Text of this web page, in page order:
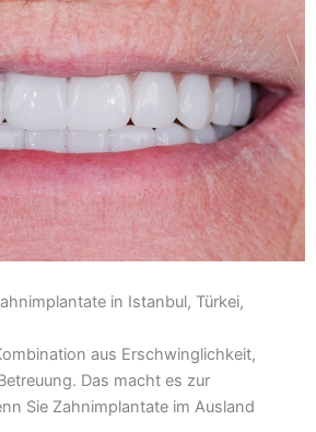
in Istanbul, Türkei,
aus Erschwinglichkeit,
Das macht es zur
Sie Zahnimplantate im Ausland